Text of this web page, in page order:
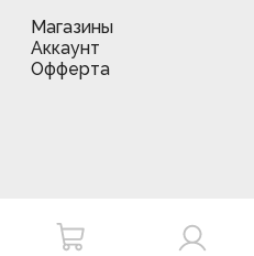
Магазины
Аккаунт
Офферта